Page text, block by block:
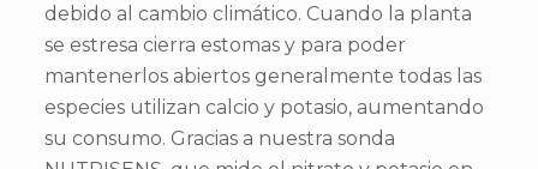
debido al cambio climático. Cuando la planta
se estresa cierra estomas y para poder
mantenerlos abiertos generalmente todas las
especies utilizan calcio y potasio, aumentando
su consumo. Gracias a nuestra sonda